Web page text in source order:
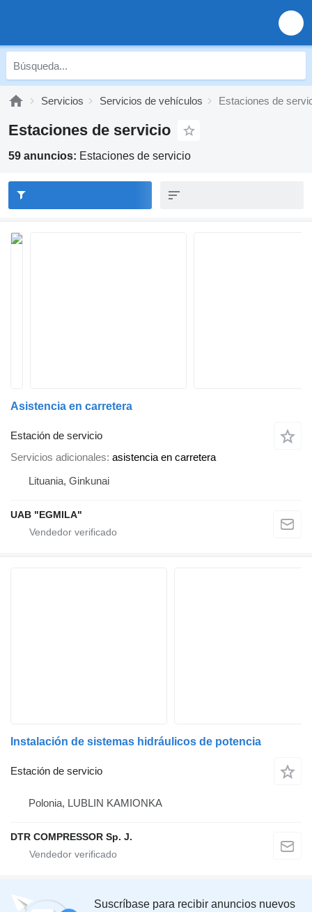
Servicios Servicios de vehículos Estaciones de
Estaciones de servicio
59 anuncios: Estaciones de servicio
Asistencia en carretera
Estación de servicio
Servicios adicionales asistencia en carretera
Lituania, Ginkunai
UAB "EGMILA"
Instalación de sistemas hidráulicos de potencia
Estación de servicio
Polonia, LUBLIN KAMIONKA
DTR COMPRESSOR Sp. J.
Suscríbase para recibir anuncios nuevos